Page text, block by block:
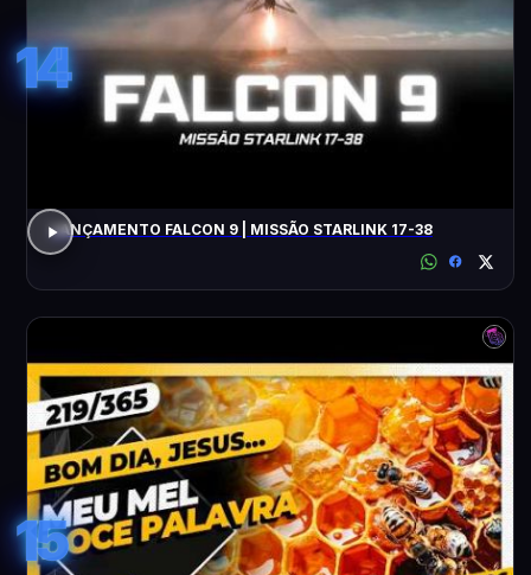
14
LANÇAMENTO FALCON 9 | MISSÃO STARLINK 17-38
15